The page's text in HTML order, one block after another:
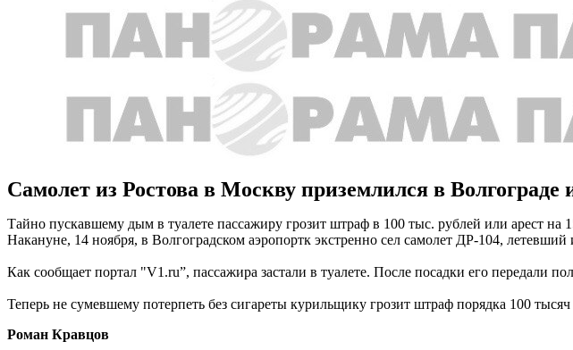
Самолет из Ростова в Москву приземлился в
Тайно пускавшему дым в туалете пассажиру грозит штраф в 100 тыс. рублей или арест на
Накануне, 14 ноября, в Волгоградском аэропортк экстренно сел самолет ДР-104,
Как сообщает портал "V1.ru”, пассажира застали в туалете. После посадки его передали
Теперь не сумевшему потерпеть без сигареты курильщику грозит штраф порядка 100
Роман Кравцов